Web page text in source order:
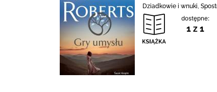
Dziadkowie i wnuki,
dostępne:
1 z 1